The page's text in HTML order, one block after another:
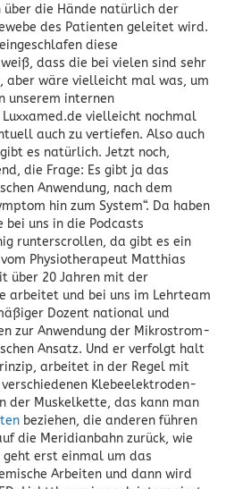
die Hände natürlich der
des Patienten geleitet wird.
diese
dass die bei vielen sind sehr
aber wäre vielleicht mal was, um
unserem internen
vielleicht nochmal
auch zu vertiefen. Also auch
es natürlich. Jetzt noch,
die Frage: Es gibt ja das
Anwendung, nach dem
hin zum System“. Da haben
bei uns in die Podcasts
runterscrollen, da gibt es ein
Physiotherapeut Matthias
über 20 Jahren mit der
arbeitet und bei uns im Lehrteam
Dozent national und
zur Anwendung der Mikrostrom-
Ansatz. Und er verfolgt halt
arbeitet in der Regel mit
Klebeelektroden-
der Muskelkette, das kann man
beziehen, die anderen führen
die Meridianbahn zurück, wie
geht erst einmal um das
Arbeiten und dann wird